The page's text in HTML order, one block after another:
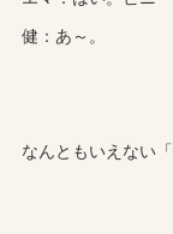
健：あ～。
なんともいえない